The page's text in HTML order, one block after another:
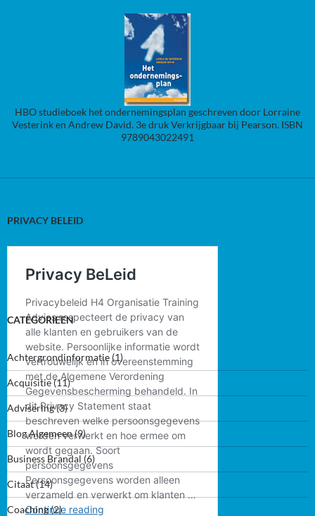
HBO studieboek het ondernemingsplan geschreven door Lorraine
Vesterink en Andrew David. 3e druk Verkrijgbaar bij Pearson. ISBN
9789043022491
PRIVACY BELEID
CATEGORIEEN
Achtergrondinformatie (1)
Acquisitie(11)
Advisering(3)
Blog Algemeen(9)
Business Brandal (6)
Citaat(14)
Coaching(2)